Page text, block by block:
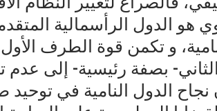
هو الدول الرأسمالية
و تكمن قوة الطرف
بصفة رئيسية- إلى
نجاح الدول النامية في